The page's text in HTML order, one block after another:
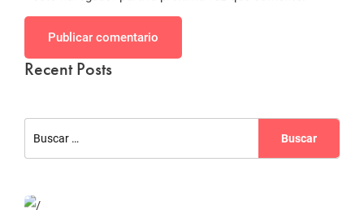
Publicar comentario
Recent Posts